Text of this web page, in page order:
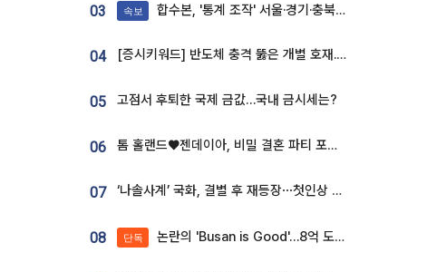
03 속보 합수본, '통계 조작' 서울·경기·충북 선관위 등 추가 압수수색
04 [증시키워드] 반도체 충격 뚫은 개별 호재...포스코퓨처엠·에코프로·한화솔루션 '눈길'
05 고점서 후퇴한 국제 금값…국내 금시세는?
06 톰 홀랜드♥젠데이아, 비밀 결혼 파티 포착⋯호텔 대관비만 9억
07 ‘나솔사계’ 국화, 결별 후 재등장⋯첫인상 투표 휩쓸고 ‘인기녀’ 등극
08 단독 논란의 'Busan is Good'…8억 도시브랜드, 용산 대통령실 CI 업체가 수행